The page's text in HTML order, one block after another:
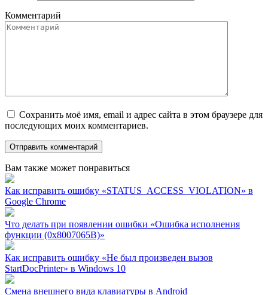
Комментарий
Сохранить моё имя, email и адрес сайта в этом браузере для
последующих моих комментариев.
Вам также может понравиться
Как исправить ошибку «STATUS_ACCESS_VIOLATION» в
Google Chrome
Что делать при появлении ошибки «Ошибка исполнения
функции (0x8007065B)»
Как исправить ошибку «Не был произведен вызов
StartDocPrinter» в Windows 10
Смена внешнего вида клавиатуры в Android